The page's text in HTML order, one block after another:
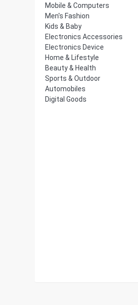
Mobile & Computers
Men's Fashion
Kids & Baby
Electronics Accessories
Electronics Device
Home & Lifestyle
Beauty & Health
Sports & Outdoor
Automobiles
Digital Goods